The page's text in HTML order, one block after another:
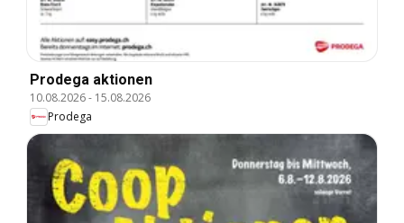
Prodega aktionen
10.08.2026- 15.08.2026
Prodega